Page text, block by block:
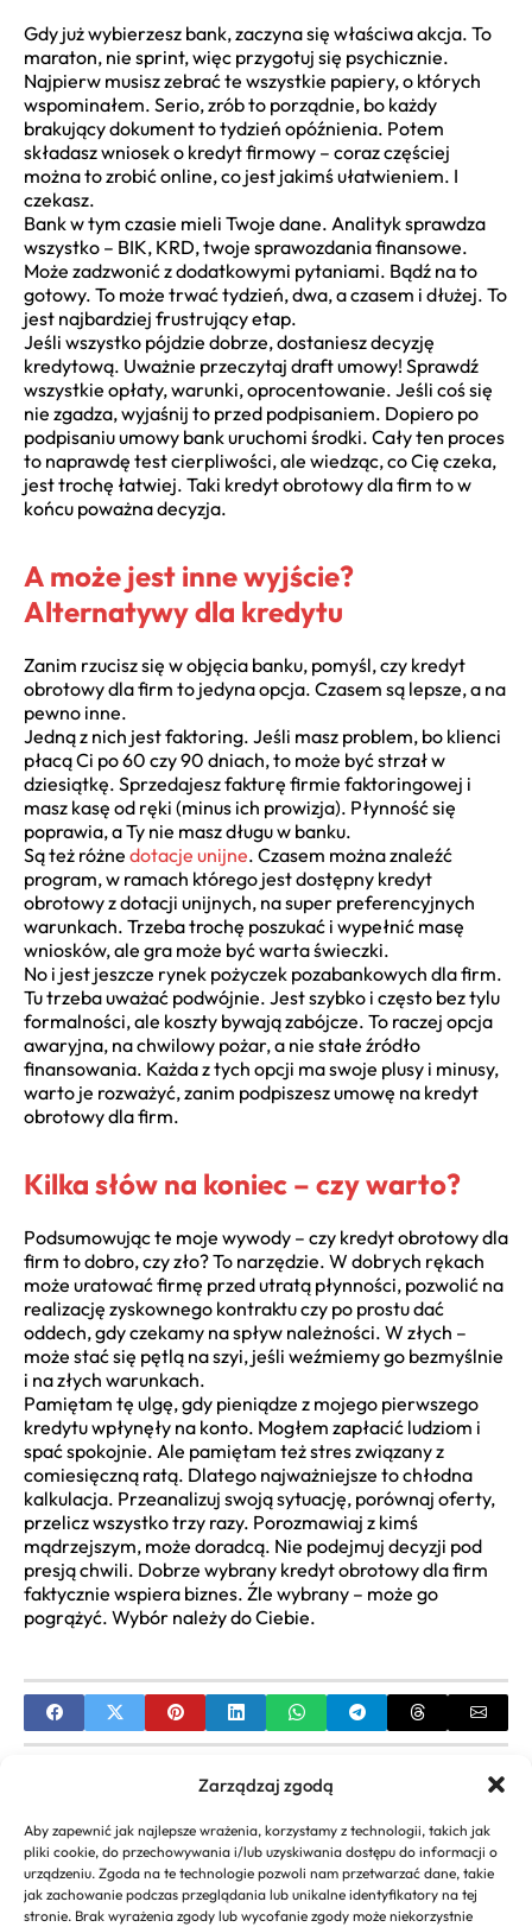
Zarządzaj zgodą
Aby zapewnić jak najlepsze wrażenia, korzystamy z technologii, takich jak
pliki cookie, do przechowywania i/lub uzyskiwania dostępu do informacji o
urządzeniu. Zgoda na te technologie pozwoli nam przetwarzać dane, takie
jak zachowanie podczas przeglądania lub unikalne identyfikatory na tej
stronie. Brak wyrażenia zgody lub wycofanie zgody może niekorzystnie
Gdy już wybierzesz bank, zaczyna się właściwa akcja. To
maraton, nie sprint, więc przygotuj się psychicznie.
Najpierw musisz zebrać te wszystkie papiery, o których
wspominałem. Serio, zrób to porządnie, bo każdy
brakujący dokument to tydzień opóźnienia. Potem
składasz wniosek o kredyt firmowy – coraz częściej
można to zrobić online, co jest jakimś ułatwieniem. I
czekasz.
Bank w tym czasie mieli Twoje dane. Analityk sprawdza
wszystko – BIK, KRD, twoje sprawozdania finansowe.
Może zadzwonić z dodatkowymi pytaniami. Bądź na to
gotowy. To może trwać tydzień, dwa, a czasem i dłużej. To
jest najbardziej frustrujący etap.
Jeśli wszystko pójdzie dobrze, dostaniesz decyzję
kredytową. Uważnie przeczytaj draft umowy! Sprawdź
wszystkie opłaty, warunki, oprocentowanie. Jeśli coś się
nie zgadza, wyjaśnij to przed podpisaniem. Dopiero po
podpisaniu umowy bank uruchomi środki. Cały ten proces
to naprawdę test cierpliwości, ale wiedząc, co Cię czeka,
jest trochę łatwiej. Taki kredyt obrotowy dla firm to w
końcu poważna decyzja.
A może jest inne wyjście?
Alternatywy dla kredytu
Zanim rzucisz się w objęcia banku, pomyśl, czy kredyt
obrotowy dla firm to jedyna opcja. Czasem są lepsze, a na
pewno inne.
Jedną z nich jest faktoring. Jeśli masz problem, bo klienci
płacą Ci po 60 czy 90 dniach, to może być strzał w
dziesiątkę. Sprzedajesz fakturę firmie faktoringowej i
masz kasę od ręki (minus ich prowizja). Płynność się
poprawia, a Ty nie masz długu w banku.
Są też różne dotacje unijne. Czasem można znaleźć
program, w ramach którego jest dostępny kredyt
obrotowy z dotacji unijnych, na super preferencyjnych
warunkach. Trzeba trochę poszukać i wypełnić masę
wniosków, ale gra może być warta świeczki.
No i jest jeszcze rynek pożyczek pozabankowych dla firm.
Tu trzeba uważać podwójnie. Jest szybko i często bez tylu
formalności, ale koszty bywają zabójcze. To raczej opcja
awaryjna, na chwilowy pożar, a nie stałe źródło
finansowania. Każda z tych opcji ma swoje plusy i minusy,
warto je rozważyć, zanim podpiszesz umowę na kredyt
obrotowy dla firm.
Kilka słów na koniec – czy warto?
Podsumowując te moje wywody – czy kredyt obrotowy dla
firm to dobro, czy zło? To narzędzie. W dobrych rękach
może uratować firmę przed utratą płynności, pozwolić na
realizację zyskownego kontraktu czy po prostu dać
oddech, gdy czekamy na spływ należności. W złych –
może stać się pętlą na szyi, jeśli weźmiemy go bezmyślnie
i na złych warunkach.
Pamiętam tę ulgę, gdy pieniądze z mojego pierwszego
kredytu wpłynęły na konto. Mogłem zapłacić ludziom i
spać spokojnie. Ale pamiętam też stres związany z
comiesięczną ratą. Dlatego najważniejsze to chłodna
kalkulacja. Przeanalizuj swoją sytuację, porównaj oferty,
przelicz wszystko trzy razy. Porozmawiaj z kimś
mądrzejszym, może doradcą. Nie podejmuj decyzji pod
presją chwili. Dobrze wybrany kredyt obrotowy dla firm
faktycznie wspiera biznes. Źle wybrany – może go
pogrążyć. Wybór należy do Ciebie.
Dotacje dla firm: Przewodnik po funduszach,
warunkach i aplikacjach
NEXT